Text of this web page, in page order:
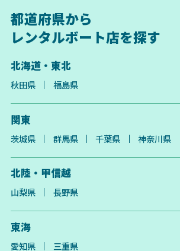
都道府県から
レンタルボート店を探す
北海道・東北
秋田県 福島県
関東
茨城県 群馬県 千葉県 神奈川県
北陸・甲信越
山梨県 長野県
東海
愛知県 三重県